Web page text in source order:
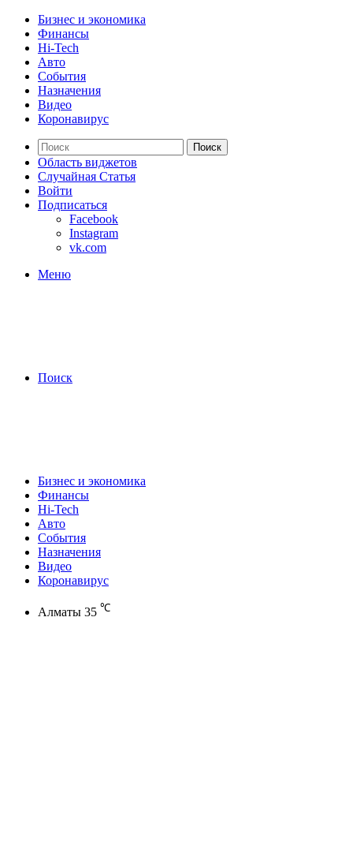
Бизнес и экономика
Финансы
Hi-Tech
Авто
События
Назначения
Видео
Коронавирус
Поиск
Область виджетов
Случайная Статья
Войти
Подписаться
Facebook
Instagram
vk.com
Меню
Поиск
Бизнес и экономика
Финансы
Hi-Tech
Авто
События
Назначения
Видео
Коронавирус
Алматы 35 ℃